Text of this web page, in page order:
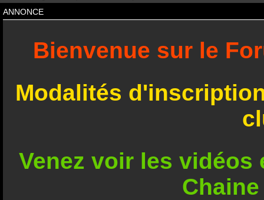
ANNONCE
Bienvenue sur le
Modalités
Venez voir les